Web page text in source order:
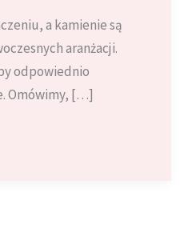
a kamienie są
aranżacji.
odpowiednio
Omówimy, […]